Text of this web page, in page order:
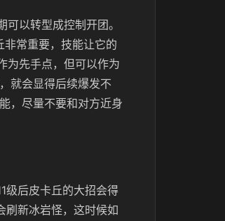
以转型成控制开团。
非常重要，技能让它的
为先手点，但可以作为
就会显得后续爆发不
，尽量不要和对方近身
级后皮卡丘的大招会得
刷新冰岩怪，这时候如